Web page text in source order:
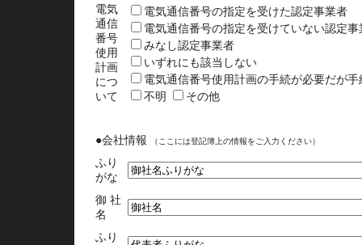
電気
通信
番号
使用
計画
につ
いて
電気通信番号の指定を受けた認定事業者
電気通信番号の指定を受けていない認定事
みなし認定事業者
いずれにも該当しない
電気通信番号使用計画の手続が必要だが
不明
その他
●会社情報 （ここには登記簿上の情報をご入力ください）
ふり
がな
御 社
名
ふり